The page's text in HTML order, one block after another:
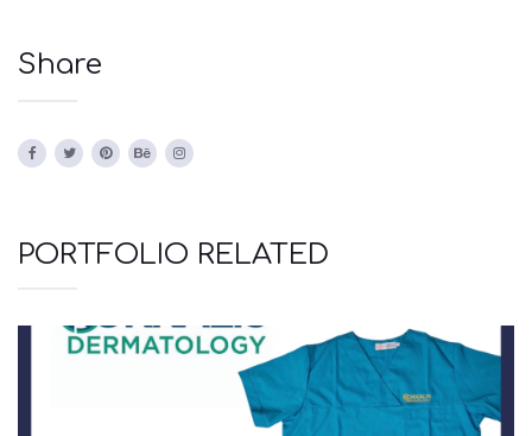
Share
PORTFOLIO RELATED